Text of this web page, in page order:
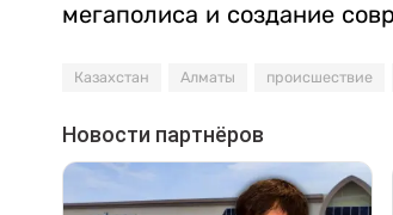
мегаполиса и создание
Казахстан Алматы происшествие